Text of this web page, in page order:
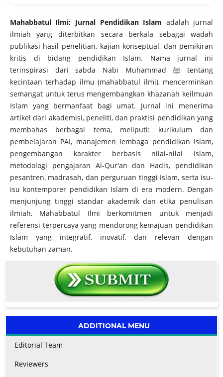
Mahabbatul Ilmi: Jurnal Pendidikan Islam adalah jurnal
ilmiah yang diterbitkan secara berkala sebagai wadah
publikasi hasil penelitian, kajian konseptual, dan pemikiran
kritis di bidang pendidikan Islam. Nama jurnal ini
terinspirasi dari sabda Nabi Muhammad ﷺ tentang
kecintaan terhadap ilmu (mahabbatul ilmi), mencerminkan
semangat untuk terus mengembangkan khazanah keilmuan
Islam yang bermanfaat bagi umat. Jurnal ini menerima
artikel dari akademisi, peneliti, dan praktisi pendidikan yang
membahas berbagai tema, meliputi: kurikulum dan
pembelajaran PAI, manajemen lembaga pendidikan Islam,
pengembangan karakter berbasis nilai-nilai Islam,
metodologi pengajaran Al-Qur'an dan Hadis, pendidikan
pesantren, madrasah, dan perguruan tinggi Islam, serta isu-
isu kontemporer pendidikan Islam di era modern. Dengan
menjunjung tinggi standar akademik dan etika penulisan
ilmiah, Mahabbatul Ilmi berkomitmen untuk menjadi
referensi terpercaya yang mendorong kemajuan pendidikan
Islam yang integratif, inovatif, dan relevan dengan
kebutuhan zaman.
ADDITIONAL MENU
Editorial Team
Reviewers